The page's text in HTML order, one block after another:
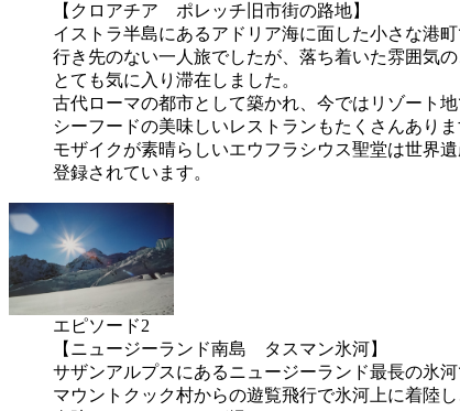
【クロアチア ポレッチ旧市街の路地】
イストラ半島にあるアドリア海に面した小さな港町
行き先のない一人旅でしたが、落ち着いた雰囲気
とても気に入り滞在しました。
古代ローマの都市として築かれ、今ではリゾート地
シーフードの美味しいレストランもたくさんありま
モザイクが素晴らしいエウフラシウス聖堂は世界遺
登録されています。
エピソード2
【ニュージーランド南島 タスマン氷河】
サザンアルプスにあるニュージーランド最長の氷河
マウントクック村からの遊覧飛行で氷河上に着陸し